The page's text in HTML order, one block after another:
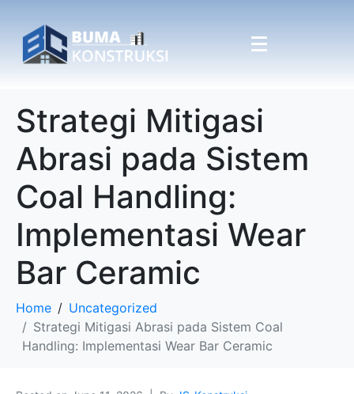
Strategi Mitigasi
Abrasi pada Sistem
Coal Handling:
Implementasi Wear
Bar Ceramic
Home
Uncategorized
Strategi Mitigasi Abrasi pada Sistem Coal
Handling: Implementasi Wear Bar Ceramic